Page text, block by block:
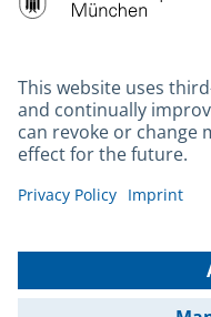
Gebärdensprache
Datenschutz
Kontakt
© 2026 Portal München
Landeshauptstadt München